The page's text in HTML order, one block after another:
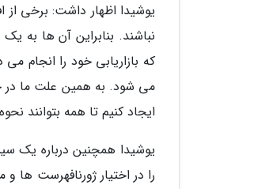
یوشیدا اظهار داشت: برخی از
نباشند. بنابراین آن ها به
که بازاریابی خود را انجام
می شود. به همین علت ما در
ایجاد کنیم تا همه بتوانند
یوشیدا همچنین درباره یک
را در اختیار ژورنافهرست ها